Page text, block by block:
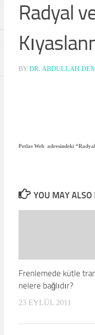
Radyal
BY DR. ABDULLAH
Petlas Web adresindeki “Radyal
YOU MAY ALSO
Frenlemede kütle
nelere bağlıdır?
23 EYLÜL 2011